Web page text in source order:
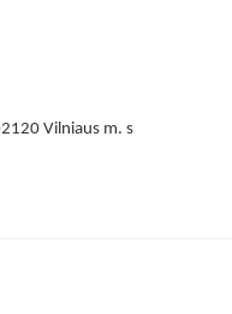
Vilniaus m. s